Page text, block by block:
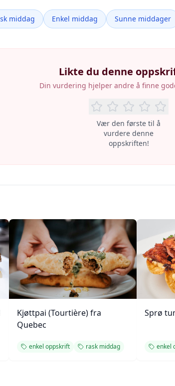
middag Enkel middag Sunne middager
Likte du denne
Din vurdering hjelper andre å finne
Vær den første til å
vurdere denne
oppskriften!
Kjøttpai (Tourtière) fra
Quebec
enkel oppskrift rask middag
Sprø
enkel